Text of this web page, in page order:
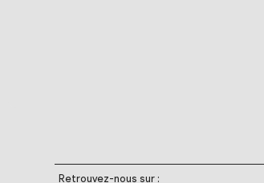
Retrouvez-nous sur :